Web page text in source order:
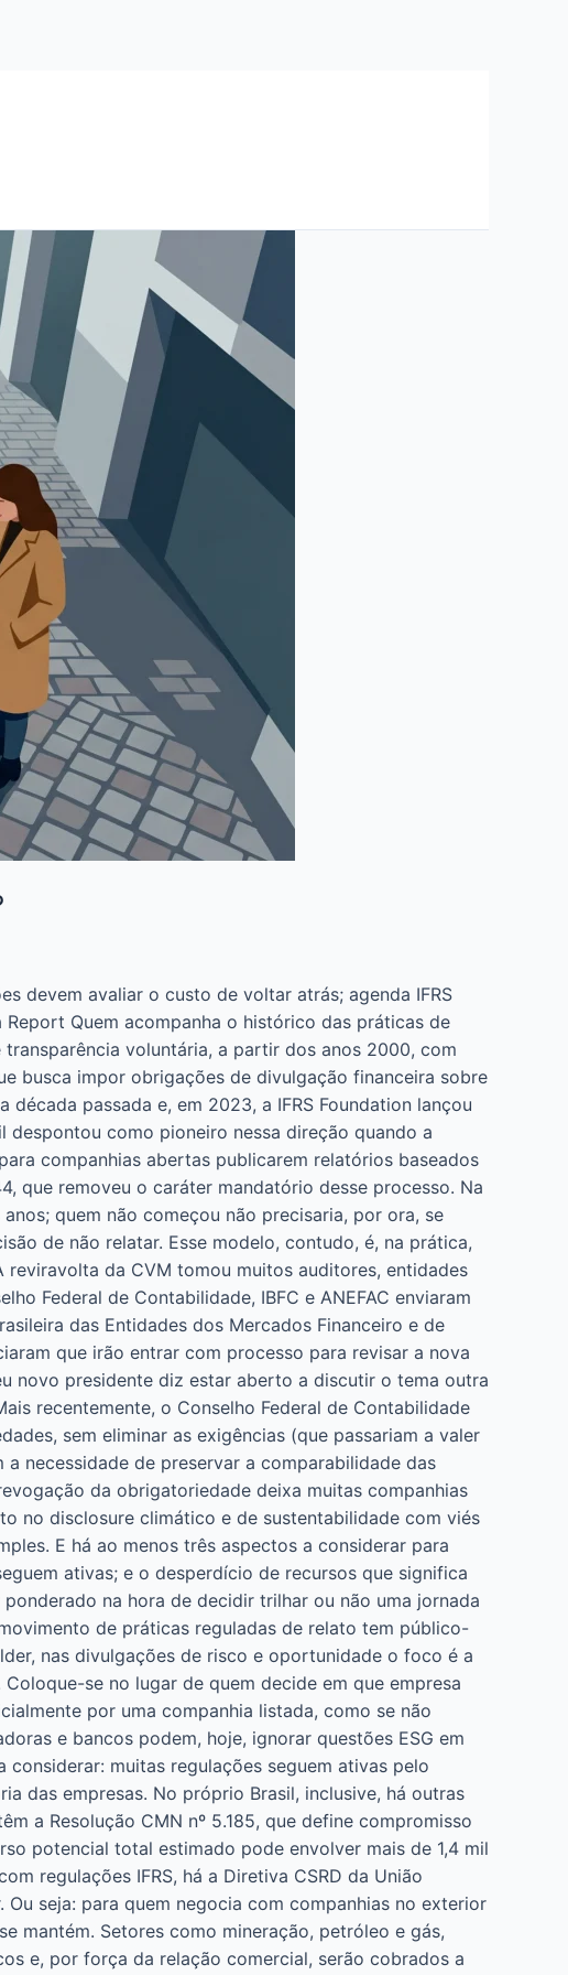
devem avaliar o custo de voltar atrás; agenda IFRS
Quem acompanha o histórico das práticas de
voluntária, a partir dos anos 2000, com
busca impor obrigações de divulgação financeira sobre
passada e, em 2023, a IFRS Foundation lançou
despontou como pioneiro nessa direção quando a
companhias abertas publicarem relatórios baseados
que removeu o caráter mandatório desse processo. Na
quem não começou não precisaria, por ora, se
de não relatar. Esse modelo, contudo, é, na prática,
reviravolta da CVM tomou muitos auditores, entidades
Federal de Contabilidade, IBFC e ANEFAC enviaram
das Entidades dos Mercados Financeiro e de
que irão entrar com processo para revisar a nova
novo presidente diz estar aberto a discutir o tema outra
recentemente, o Conselho Federal de Contabilidade
sem eliminar as exigências (que passariam a valer
necessidade de preservar a comparabilidade das
da obrigatoriedade deixa muitas companhias
no disclosure climático e de sustentabilidade com viés
E há ao menos três aspectos a considerar para
ativas; e o desperdício de recursos que significa
na hora de decidir trilhar ou não uma jornada
de práticas reguladas de relato tem público-
nas divulgações de risco e oportunidade o foco é a
se no lugar de quem decide em que empresa
por uma companhia listada, como se não
e bancos podem, hoje, ignorar questões ESG em
muitas regulações seguem ativas pelo
das empresas. No próprio Brasil, inclusive, há outras
a Resolução CMN nº 5.185, que define compromisso
potencial total estimado pode envolver mais de 1,4 mil
regulações IFRS, há a Diretiva CSRD da União
seja: para quem negocia com companhias no exterior
mantém. Setores como mineração, petróleo e gás,
e, por força da relação comercial, serão cobrados a